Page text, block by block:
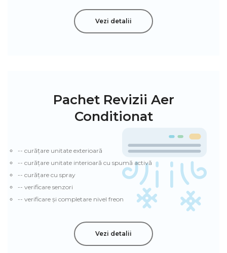
Vezi detalii
Pachet Revizii Aer
Conditionat
-- curățare unitate exterioară
-- curățare unitate interioară cu spumă activă
-- curățare cu spray
-- verificare senzori
-- verificare și completare nivel freon
Vezi detalii